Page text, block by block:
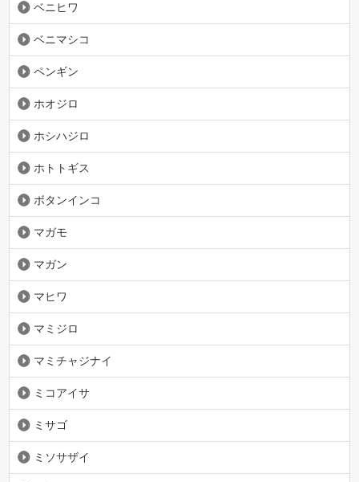
ベニヒワ
ベニマシコ
ペンギン
ホオジロ
ホシハジロ
ホトトギス
ボタンインコ
マガモ
マガン
マヒワ
マミジロ
マミチャジナイ
ミコアイサ
ミサゴ
ミソサザイ